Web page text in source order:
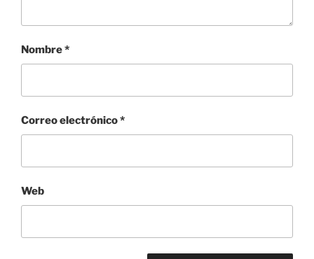
Nombre*
Correo electrónico*
Web